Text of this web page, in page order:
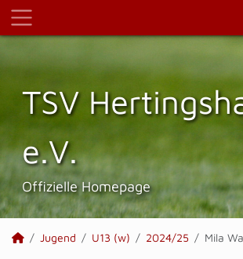
TSV
e.V.
Offizielle Homepage
Jugend U13 (w) 2024/25 Mila